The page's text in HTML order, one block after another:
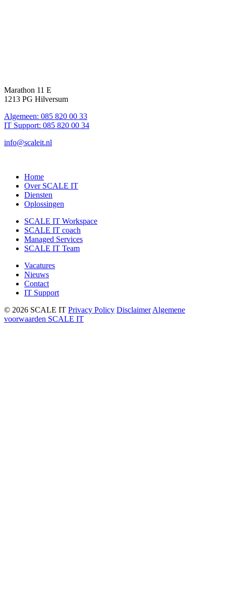
Marathon 11 E
1213 PG Hilversum
Algemeen: 085 820 00 33
IT Support: 085 820 00 34
info@scaleit.nl
Home
Over SCALE IT
Diensten
Oplossingen
SCALE IT Workspace
SCALE IT coach
Managed Services
SCALE IT Team
Vacatures
Nieuws
Contact
IT Support
© 2026 SCALE IT Privacy Policy Disclaimer Algemene
voorwaarden SCALE IT